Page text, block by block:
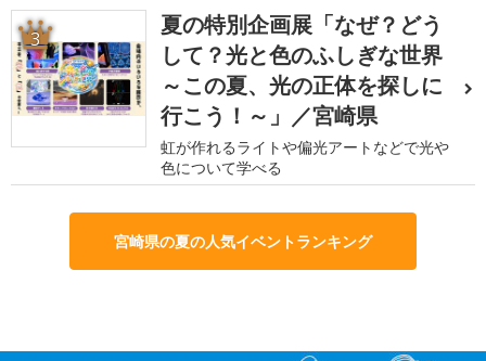
3
夏の特別企画展「なぜ？どう
して？光と色のふしぎな世界
～この夏、光の正体を探しに
行こう！～」／宮崎県
虹が作れるライトや偏光アートなどで光や
色について学べる
宮崎県の夏の人気イベントランキング